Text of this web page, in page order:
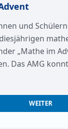
und
„Mathe im
Das AMG
WEITER